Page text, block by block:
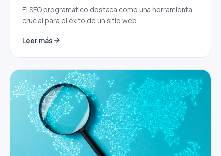
El SEO programático destaca como una herramienta
crucial para el éxito de un sitio web....
Leer más